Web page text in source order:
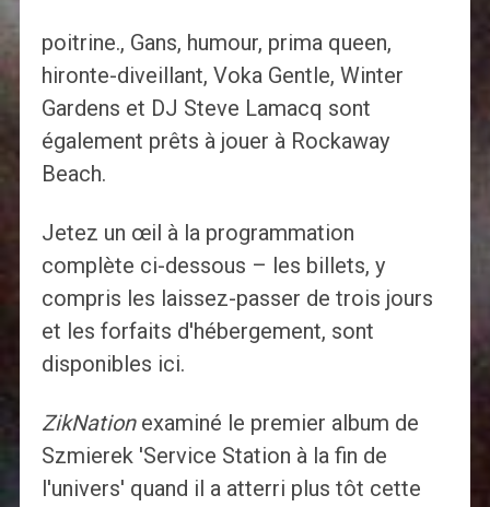
poitrine., Gans, humour, prima queen,
hironte-diveillant, Voka Gentle, Winter
Gardens et DJ Steve Lamacq sont
également prêts à jouer à Rockaway
Beach.
Jetez un œil à la programmation
complète ci-dessous – les billets, y
compris les laissez-passer de trois jours
et les forfaits d'hébergement, sont
disponibles ici.
ZikNation examiné le premier album de
Szmierek 'Service Station à la fin de
l'univers' quand il a atterri plus tôt cette